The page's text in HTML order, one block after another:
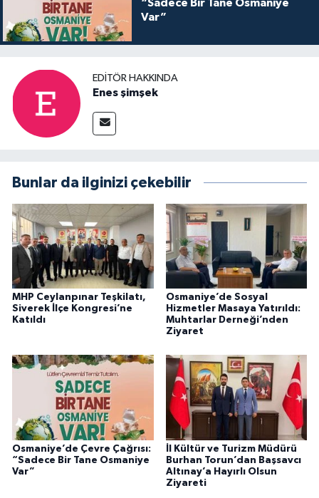
“Sadece Bir Tane Osmaniye
Var”
EDITÖR HAKKINDA
Enes şimşek
Bunlar da ilginizi çekebilir
MHP Ceylanpınar Teşkilatı,
Siverek İlçe Kongresi’ne
Katıldı
Osmaniye’de Sosyal
Hizmetler Masaya Yatırıldı:
Muhtarlar Derneği’nden
Ziyaret
Osmaniye’de Çevre Çağrısı:
“Sadece Bir Tane Osmaniye
Var”
İl Kültür ve Turizm Müdürü
Burhan Torun’dan Başsavcı
Altınay’a Hayırlı Olsun
Ziyareti